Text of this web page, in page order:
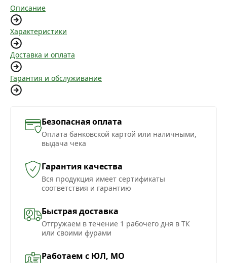
Описание
Характеристики
Доставка и оплата
Гарантия и обслуживание
Безопасная оплата
Оплата банковской картой или наличными,
выдача чека
Гарантия качества
Вся продукция имеет сертификаты
соответствия и гарантию
Быстрая доставка
Отгружаем в течение 1 рабочего дня в ТК
или своими фурами
Работаем с ЮЛ, МО